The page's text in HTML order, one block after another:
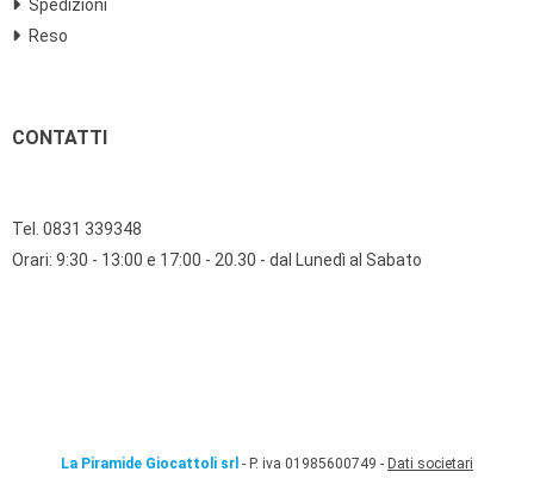
Spedizioni
Reso
CONTATTI
Tel. 0831 339348
Orari: 9:30 - 13:00 e 17:00 - 20.30 - dal Lunedì al Sabato
La Piramide Giocattoli srl - P. iva 01985600749 - Dati societari